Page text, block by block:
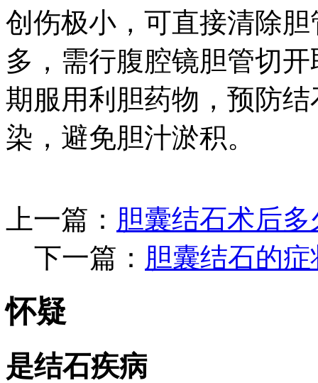
创伤极小，可直接清除
多，需行腹腔镜胆管切
期服用利胆药物，预防
染，避免胆汁淤积。
上一篇： 胆囊结石术后
下一篇： 胆囊结石的
怀疑
是结石疾病